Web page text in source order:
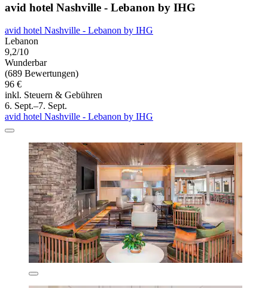
avid hotel Nashville - Lebanon by IHG
avid hotel Nashville - Lebanon by IHG
Lebanon
9,2/10
Wunderbar
(689 Bewertungen)
96 €
inkl. Steuern & Gebühren
6. Sept.–7. Sept.
avid hotel Nashville - Lebanon by IHG